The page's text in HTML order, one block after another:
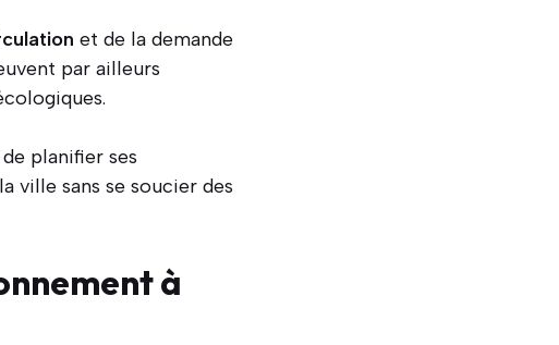
et de la demande
par ailleurs
planifier ses
ville sans se soucier des
à